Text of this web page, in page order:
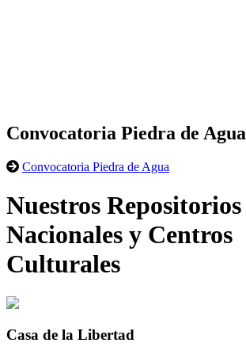
Convocatoria Piedra de Agua
Convocatoria Piedra de Agua
Nuestros Repositorios
Nacionales y Centros
Culturales
Casa de la Libertad